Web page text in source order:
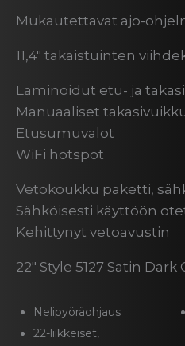
Mukautettavat ajo-
11,4″ takaistuinten
Laminoidut etu- ja
Manuaaliset
Etusumuvalot
WiFi hotspot
Vetokoukku paketti,
Sähköisesti käyttöön
Kehittynyt vetoavustin
22″ Style 5127 Satin
Nelipyöräohjaus
22-liikkeiset,